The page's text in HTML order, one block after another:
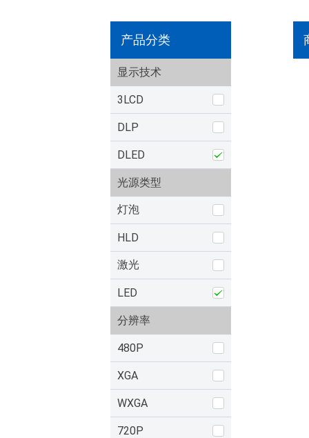
产品分类
显示技术
3LCD
DLP
DLED
光源类型
灯泡
HLD
激光
LED
分辨率
480P
XGA
WXGA
720P